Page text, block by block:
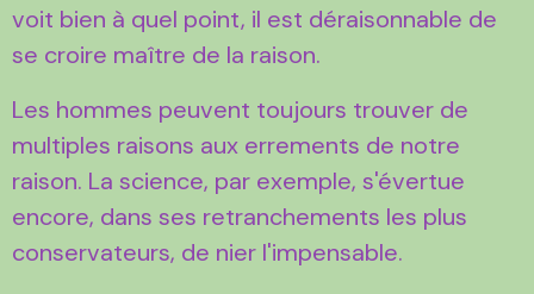
voit bien à quel point, il est déraisonnable de
se croire maître de la raison.
Les hommes peuvent toujours trouver de
multiples raisons aux errements de notre
raison. La science, par exemple, s'évertue
encore, dans ses retranchements les plus
conservateurs, de nier l'impensable.